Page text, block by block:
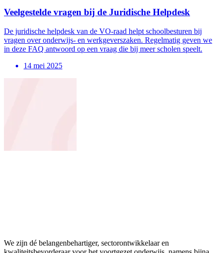
Veelgestelde vragen bij de Juridische Helpdesk
De juridische helpdesk van de VO-raad helpt schoolbesturen bij
vragen over onderwijs- en werkgeverszaken. Regelmatig geven we
in deze FAQ antwoord op een vraag die bij meer scholen speelt.
14 mei 2025
We zijn dé belangenbehartiger, sectorontwikkelaar en